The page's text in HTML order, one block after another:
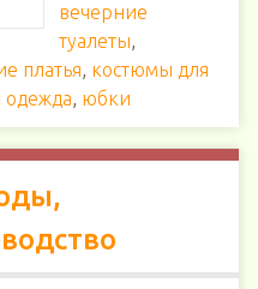
вечерние
туалеты,
платья, костюмы для
одежда, юбки